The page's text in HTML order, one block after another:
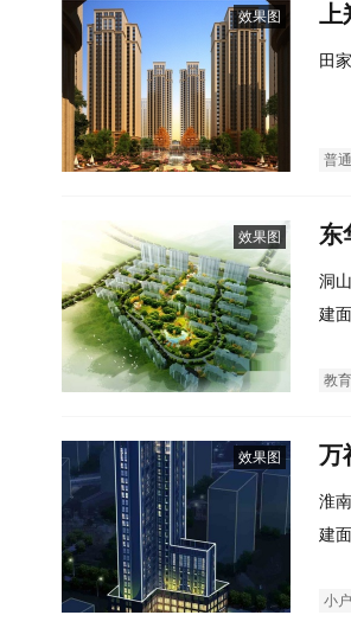
效果图 上
田
普
效果图 东
洞
建
教
效果图 万
淮
建
小